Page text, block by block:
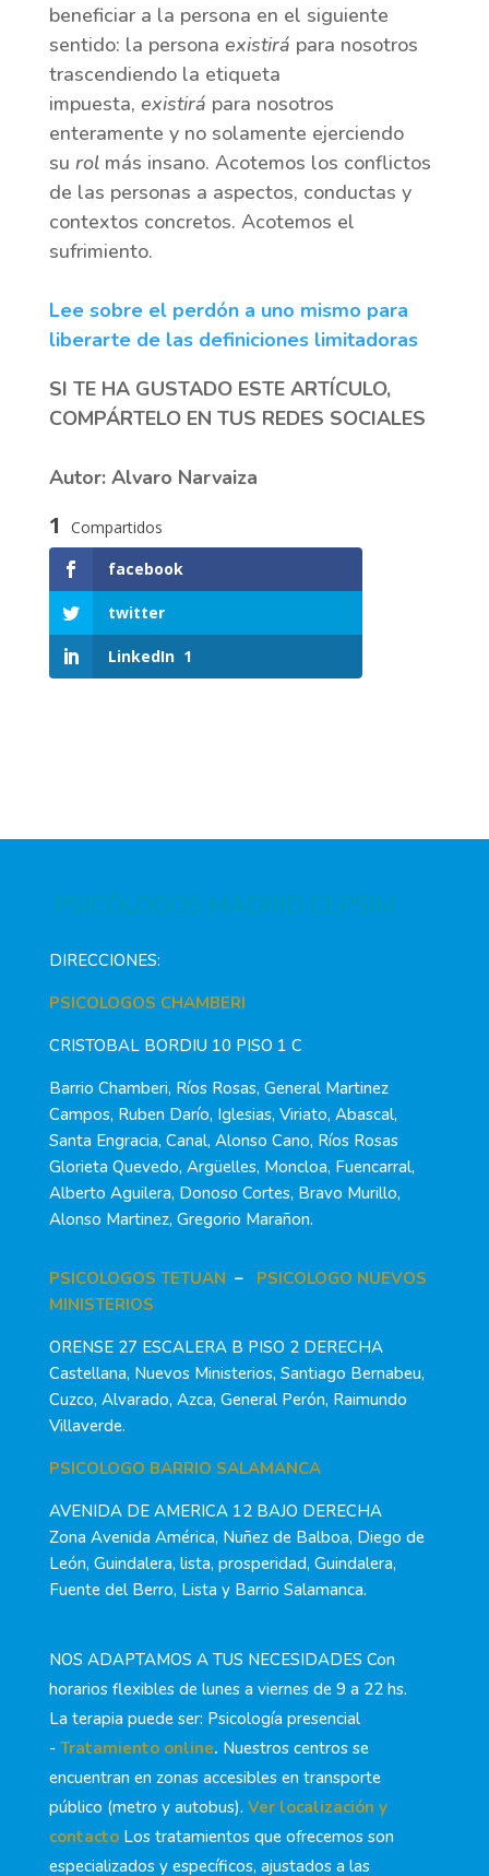
beneficiar a la persona en el siguiente
sentido: la persona existirá para nosotros
trascendiendo la etiqueta
impuesta, existirá para nosotros
enteramente y no solamente ejerciendo
su rol más insano. Acotemos los conflictos
de las personas a aspectos, conductas y
contextos concretos. Acotemos el
sufrimiento.
Lee sobre el perdón a uno mismo para
liberarte de las definiciones limitadoras
SI TE HA GUSTADO ESTE ARTÍCULO,
COMPÁRTELO EN TUS REDES SOCIALES
Autor: Alvaro Narvaiza
1
Compartidos
facebook
twitter
LinkedIn 1
PSICÓLOGOS MADRID CEPSIM
DIRECCIONES:
PSICOLOGOS CHAMBERI
CRISTOBAL BORDIU 10 PISO 1 C
Barrio Chamberi, Ríos Rosas, General Martinez
Campos, Ruben Darío, Iglesias, Viriato, Abascal,
Santa Engracia, Canal, Alonso Cano, Ríos Rosas
Glorieta Quevedo, Argüelles, Moncloa, Fuencarral,
Alberto Aguilera, Donoso Cortes, Bravo Murillo,
Alonso Martinez, Gregorio Marañon.
PSICOLOGOS TETUAN – PSICOLOGO NUEVOS
MINISTERIOS
ORENSE 27 ESCALERA B PISO 2 DERECHA
Castellana, Nuevos Ministerios, Santiago Bernabeu,
Cuzco, Alvarado, Azca, General Perón, Raimundo
Villaverde.
PSICOLOGO BARRIO SALAMANCA
AVENIDA DE AMERICA 12 BAJO DERECHA
Zona Avenida América, Nuñez de Balboa, Diego de
León, Guindalera, lista, prosperidad, Guindalera,
Fuente del Berro, Lista y Barrio Salamanca.
NOS ADAPTAMOS A TUS NECESIDADES Con
horarios flexibles de lunes a viernes de 9 a 22 hs.
La terapia puede ser: Psicología presencial
- Tratamiento online. Nuestros centros se
encuentran en zonas accesibles en transporte
público (metro y autobus). Ver localización y
contactoLos tratamientos que ofrecemos son
especializados y específicos, ajustados a las